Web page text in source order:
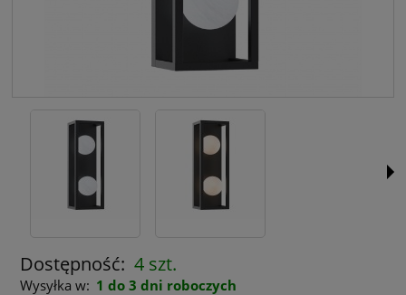
Dostępność: 4 szt.
Wysyłka w: 1 do 3 dni roboczych